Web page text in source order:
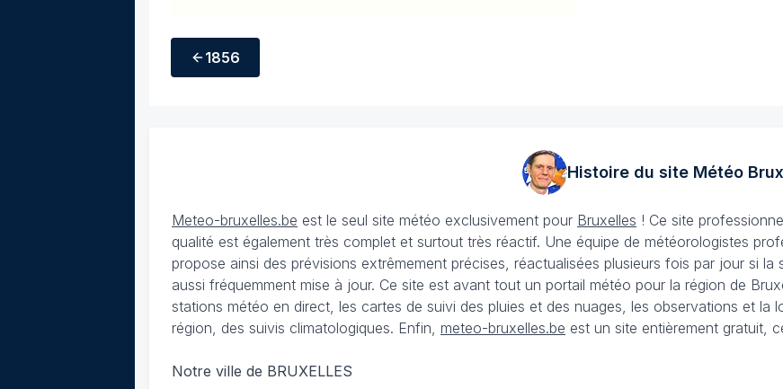
1856
Histoire du site Météo
Meteo-bruxelles.be est le seul site météo exclusivement pour Bruxelles ! Ce site
qualité est également très complet et surtout très réactif. Une équipe de météorologistes
propose ainsi des prévisions extrêmement précises, réactualisées plusieurs fois par jour si
aussi fréquemment mise à jour. Ce site est avant tout un portail météo pour la région de
stations météo en direct, les cartes de suivi des pluies et des nuages, les observations et la
région, des suivis climatologiques. Enfin, meteo-bruxelles.be est un site entièrement gratuit,
Notre ville de BRUXELLES